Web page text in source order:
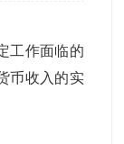
工作面临的
币收入的实